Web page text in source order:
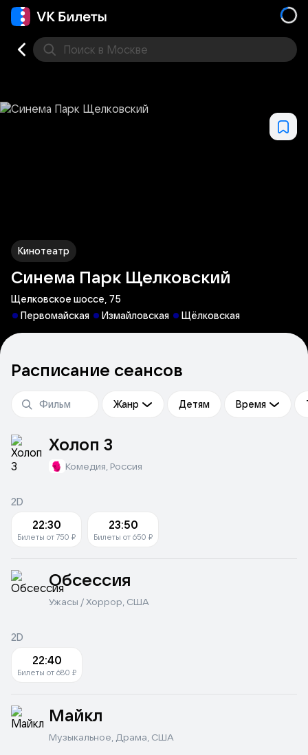
Поиск в Москве
Кинотеатр
Синема Парк Щелковский
Щелковское шоссе, 75
Первомайская
Измайловская Щёлковская
Расписание сеансов
Жанр Детям Время
Холоп 3
Комедия, Россия
2D
22:30
Билеты от 750 ₽
23:50
Билеты от 650 ₽
Обсессия
Ужасы / Хоррор, США
2D
22:40
Билеты от 680 ₽
Майкл
Музыкальное, Драма, США